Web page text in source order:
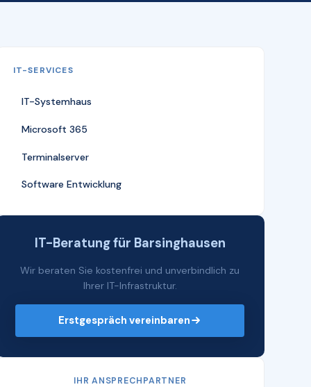
IT-SERVICES
IT-Systemhaus
Microsoft 365
Terminalserver
Software Entwicklung
IT-Beratung für Barsinghausen
Wir beraten Sie kostenfrei und unverbindlich zu
Ihrer IT-Infrastruktur.
Erstgespräch vereinbaren
IHR ANSPRECHPARTNER